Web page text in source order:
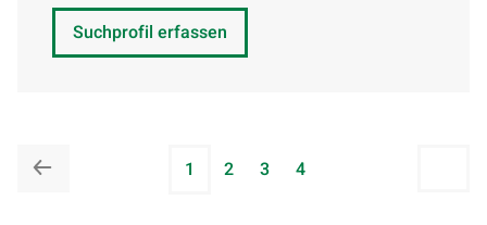
Suchprofil erfassen
1 2 3 4